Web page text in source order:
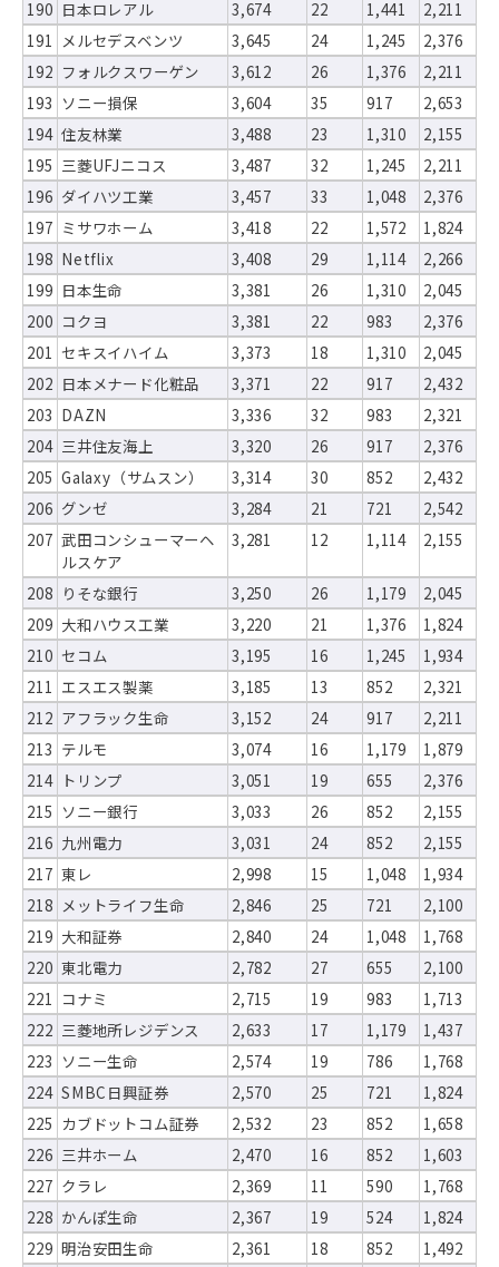
190 日本ロレアル 3,674 22 1,441
2,211
191 メルセデスベンツ 3,645 24 1,245
2,376
192 フォルクスワーゲン 3,612 26 1,376
2,211
193 ソニー損保 3,604 35 917
2,653
194 住友林業 3,488 23 1,310
2,155
195 三菱UFJニコス 3,487 32 1,245
2,211
196 ダイハツ工業 3,457 33 1,048
2,376
197 ミサワホーム 3,418 22 1,572
1,824
198 Netflix 3,408 29 1,114
2,266
199 日本生命 3,381 26 1,310
2,045
200 コクヨ 3,381 22 983
2,376
201 セキスイハイム 3,373 18 1,310
2,045
202 日本メナード化粧品 3,371 22 917
2,432
203 DAZN 3,336 32 983
2,321
204 三井住友海上 3,320 26 917
2,376
205 Galaxy（サムスン） 3,314 30 852
2,432
206 グンゼ 3,284 21 721
2,542
207 武田コンシューマーヘ
ルスケア
3,281 12 1,114 2,155
208 りそな銀行 3,250 26 1,179
2,045
209 大和ハウス工業 3,220 21 1,376
1,824
210 セコム 3,195 16 1,245
1,934
211 エスエス製薬 3,185 13 852
2,321
212 アフラック生命 3,152 24 917
2,211
213 テルモ 3,074 16 1,179
1,879
214 トリンプ 3,051 19 655
2,376
215 ソニー銀行 3,033 26 852
2,155
216 九州電力 3,031 24 852
2,155
217 東レ 2,998 15 1,048
1,934
218 メットライフ生命 2,846 25 721
2,100
219 大和証券 2,840 24 1,048
1,768
220 東北電力 2,782 27 655
2,100
221 コナミ 2,715 19 983
1,713
222 三菱地所レジデンス 2,633 17 1,179
1,437
223 ソニー生命 2,574 19 786
1,768
224 SMBC日興証券 2,570 25 721
1,824
225 カブドットコム証券 2,532 23 852
1,658
226 三井ホーム 2,470 16 852
1,603
227 クラレ 2,369 11 590
1,768
228 かんぽ生命 2,367 19 524
1,824
229 明治安田生命 2,361 18 852
1,492